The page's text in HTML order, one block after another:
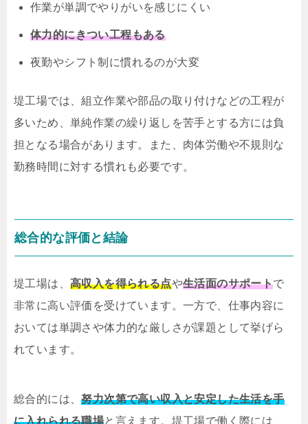
作業が単調でやりがいを感じにくい
体力的にきつい工程もある
夜勤やシフト制に慣れるのが大変
堤工場では、組立作業や部品の取り付けなどの工程が
多いため、単純作業の繰り返しを苦手とする方には負
担となる場合があります。また、肉体労働や不規則な
勤務時間に対する慣れも必要です。
総合的な評価と結論
堤工場は、 高収入を得られる点や生活面のサポートで
非常に高い評価を受けています。一方で、仕事内容に
おいては単調さや体力的な厳しさが課題として挙げら
れています。
総合的には、努力次第で高い収入と安定した生活を手
に入れられる職場と言えます。堤工場で働く際には、